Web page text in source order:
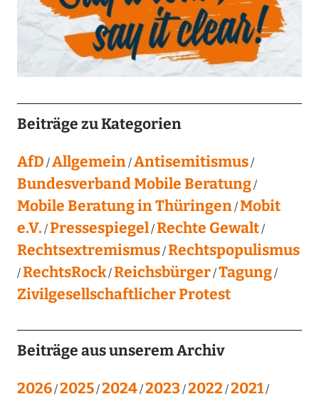
Beiträge zu Kategorien
AfD Allgemein Antisemitismus
Bundesverband Mobile Beratung
Mobile Beratung in Thüringen Mobit
e.V. Pressespiegel Rechte Gewalt
Rechtsextremismus Rechtspopulismus
RechtsRock Reichsbürger Tagung
Zivilgesellschaftlicher Protest
Beiträge aus unserem Archiv
2026 2025 2024 2023 2022 2021